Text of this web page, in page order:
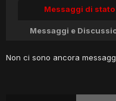
Messaggi di stato
Messaggi e
Non ci sono ancora